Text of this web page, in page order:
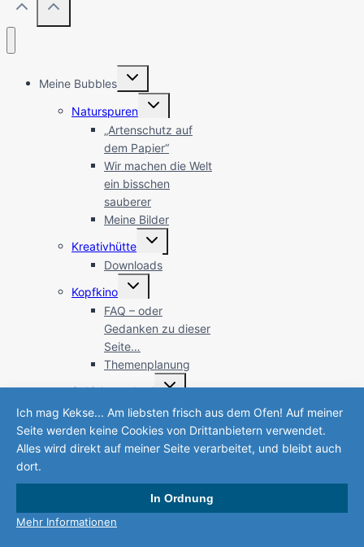
Ich mag Kekse... Am liebsten frisch aus dem Ofen! Auf meiner
Seite werden keine Cookies von Drittanbietern verwendet.
Alles wird direkt auf meiner Seite verarbeitet, und bleibt auch
dort.
In Ordnung
Mehr Informationen
Meine Bubbles
Untermenü
Naturspuren
Untermenü
„Artenschutz auf
dem Papier“
Wir machen die Welt
ein bisschen
sauberer
Meine Bilder
Kreativhütte
Untermenü
Downloads
Kopfkino
Untermenü
FAQ – oder
Gedanken zu dieser
Seite…
Themenplanung
Schichtwechsel
Untermenü
Taxonomie oder
Verkehrs-Spezies
Naturkalender
umschalten
Interessantes